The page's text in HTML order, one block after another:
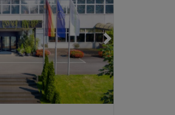
Loading...